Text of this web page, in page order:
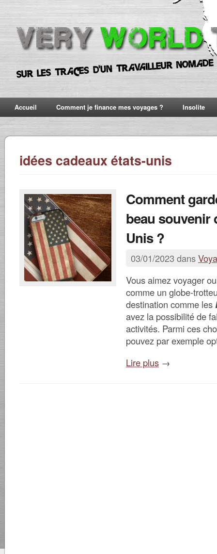
Accueil Comment je finance mes voyages ? Insolite
idées cadeaux états-unis
Comment
beau souvenir
Unis ?
03/01/2023 dans
Vous aimez voyager
comme un globe-
destination comme les
avez la possibilité de
activités. Parmi ces
pouvez par exemple
Lire plus →